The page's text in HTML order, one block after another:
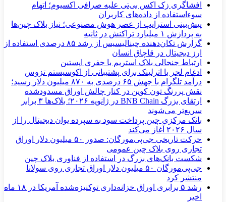
افشاگری زک اکس بی‌تی علیه صرافی اکسیوم؛ اتهام
سوءاستفاده از داده‌های کاربران
پیش‌بینی استرایپ از عصر هوش مصنوعی؛ نیاز بلاک چین‌ها
به پردازش ۱ میلیارد تراکنش در ثانیه
گزارش تکان‌دهنده چینالیسیس از رشد ۸۵ درصدی استفاده از
ارز دیجیتال در قاچاق انسان
ارتباط جنجالی بلاک استریم با جفری اپستین
ادغام لجر با اترلینک برای پشتیبانی از اکوسیستم تزوس
درآمد تلگرام با جهش ۶۵ درصدی به ۸۷۰ میلیون دلار رسید؛
نقش پررنگ تون کوین در کنار چالش اوراق مسدودشده
ارتقای بزرگ BNB Chain در ژانویه ۲۰۲۶؛ بلاک‌ها ۳ برابر
سریع‌تر می‌شوند
بانک مرکزی چین پرداخت سود به سپرده یوان دیجیتال را از
سال ۲۰۲۶ آغاز می‌کند
حرکت تاریخی جی‌پی‌مورگان: صدور ۵۰ میلیون دلار اوراق
تجاری روی بلاک چین عمومی
شکست بانک‌های بزرگ در استفاده از فناوری بلاک چین
جی‌پی‌مورگان ۵۰ میلیون دلار اوراق تجاری روی سولانا
منتشر کرد
رشد ۵ برابری اوراق خزانه‌داری توکنیزه‌شده آمریکا در ۱۸ ماه
اخیر